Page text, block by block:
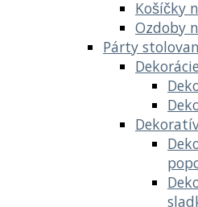
Košíčky
Ozdoby
Párty